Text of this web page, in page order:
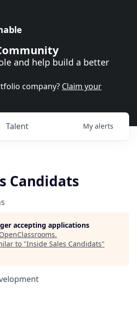
and help build a better
company? Claim your
Talent My alerts
Candidats
accepting applications
OpenClassrooms.
to "Inside Sales Candidats"